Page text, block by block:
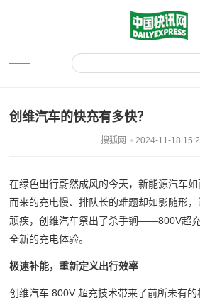
创维汽车的快充有多快？
搜狐网 2024-11-18
在绿色出行蔚然成风的今天，新能源汽车
而来的充电慢、排队长的难题却如影随形
顽疾，创维汽车祭出了杀手锏——800V超
全新的充电体验。
极速补能，重新定义出行效率
创维汽车 800V 超充技术带来了前所未有